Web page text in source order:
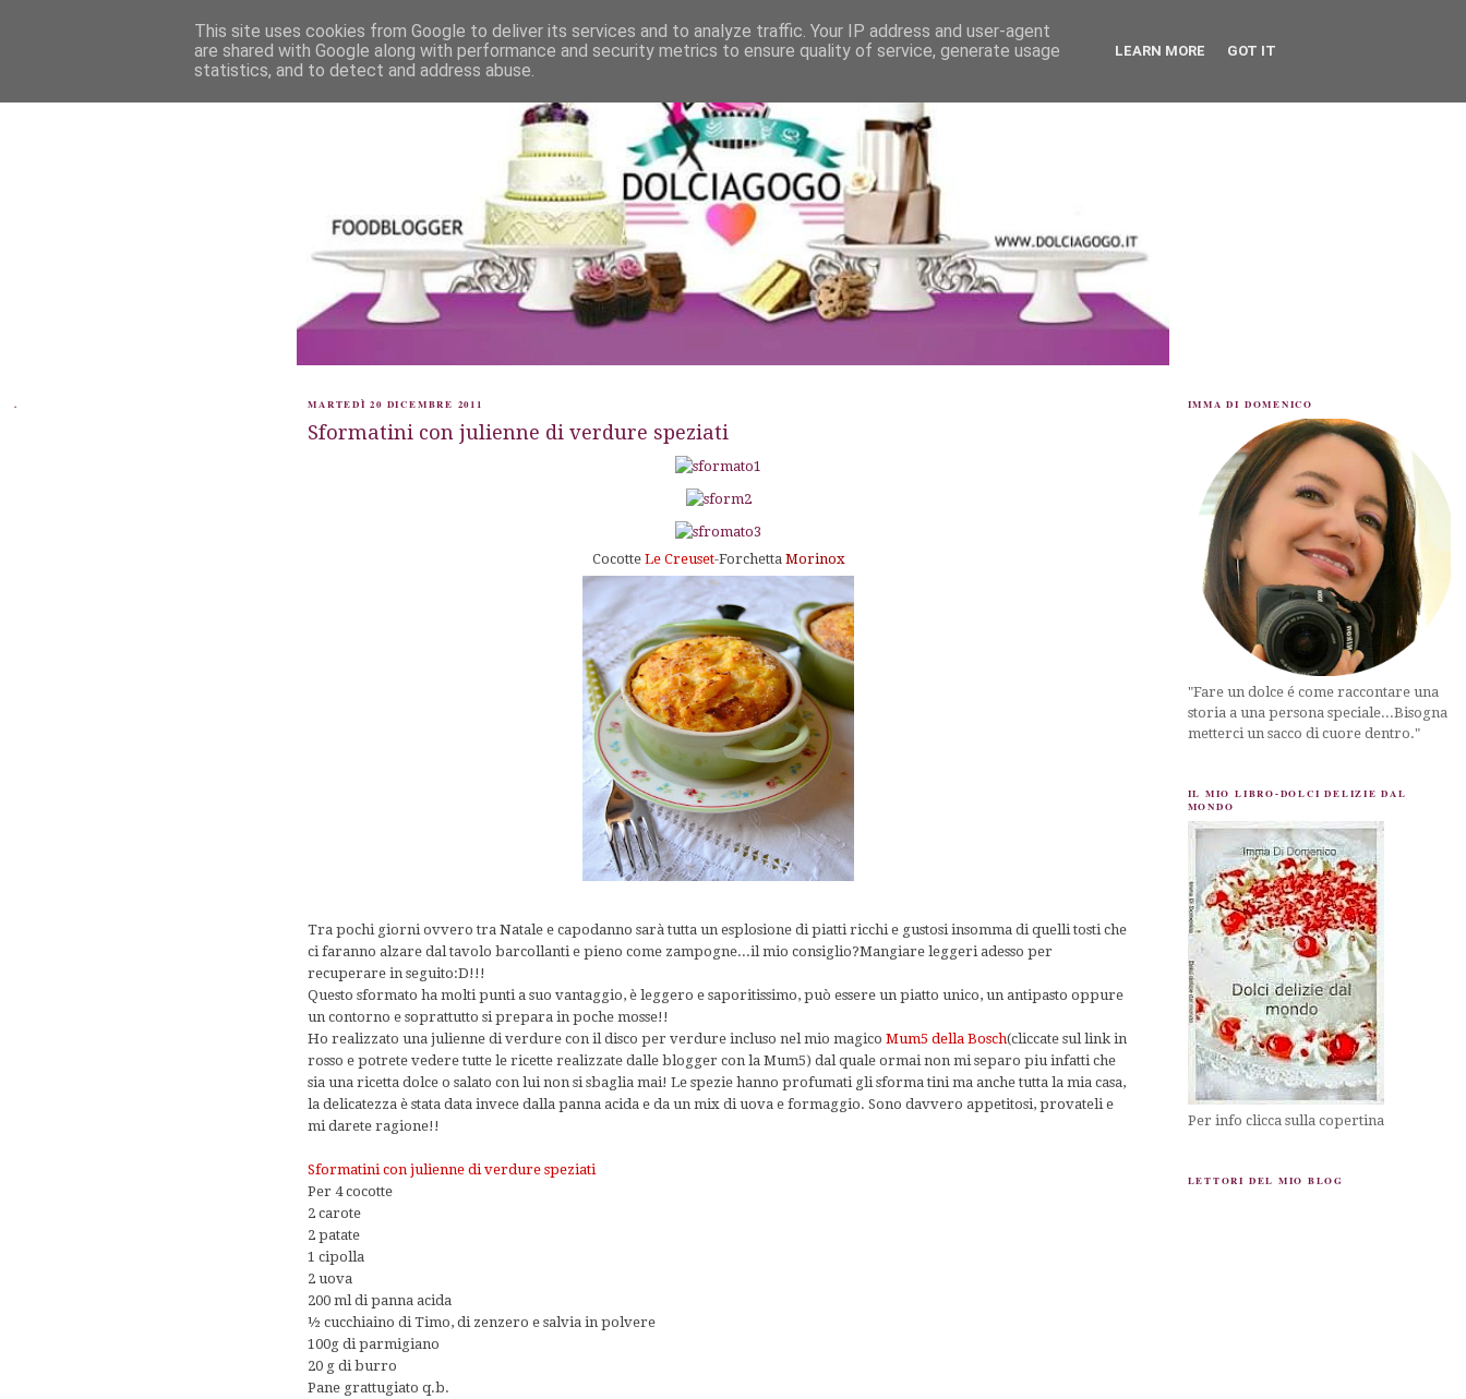
. MARTEDÌ 20 DICEMBRE 2011
Sformatini con julienne di verdure speziati
Cocotte Le Creuset-Forchetta Morinox
Tra pochi giorni ovvero tra Natale e capodanno sarà tutta un esplosione di piatti ricchi e gustosi insomma di quelli tosti che
ci faranno alzare dal tavolo barcollanti e pieno come zampogne...il mio consiglio?Mangiare leggeri adesso per
recuperare in seguito:D!!!
Questo sformato ha molti punti a suo vantaggio, è leggero e saporitissimo, può essere un piatto unico, un antipasto oppure
un contorno e soprattutto si prepara in poche mosse!!
Ho realizzato una julienne di verdure con il disco per verdure incluso nel mio magico Mum5 della Bosch(cliccate sul link in
rosso e potrete vedere tutte le ricette realizzate dalle blogger con la Mum5) dal quale ormai non mi separo piu infatti che
sia una ricetta dolce o salato con lui non si sbaglia mai! Le spezie hanno profumati gli sforma tini ma anche tutta la mia casa,
la delicatezza è stata data invece dalla panna acida e da un mix di uova e formaggio. Sono davvero appetitosi, provateli e
mi darete ragione!!
Sformatini con julienne di verdure speziati
Per 4 cocotte
2 carote
2 patate
1 cipolla
2 uova
200 ml di panna acida
½ cucchiaino di Timo, di zenzero e salvia in polvere
100g di parmigiano
20 g di burro
Pane grattugiato q.b.
IMMA DI DOMENICO
"Fare un dolce é come raccontare una
storia a una persona speciale...Bisogna
metterci un sacco di cuore dentro."
IL MIO LIBRO-DOLCI DELIZIE DAL
MONDO
Per info clicca sulla copertina
LETTORI DEL MIO BLOG
This site uses cookies from Google to deliver its services and to analyze traffic. Your IP address and user-agent
are shared with Google along with performance and security metrics to ensure quality of service, generate usage
statistics, and to detect and address abuse.
LEARN MORE GOT IT